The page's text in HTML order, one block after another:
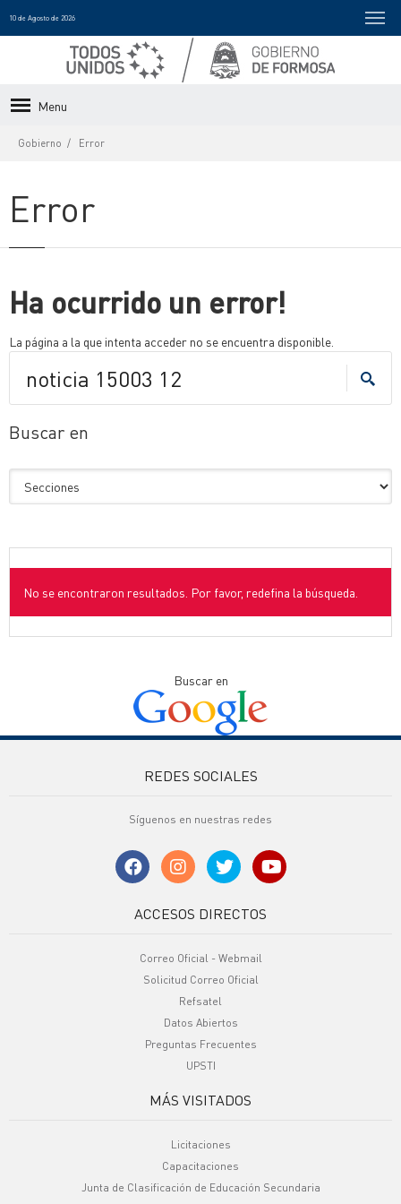
10 de Agosto de 2026
Menu
Gobierno Error
Error
Ha ocurrido un error!
La página a la que intenta acceder no se encuentra disponible.
Buscar en
No se encontraron resultados. Por favor, redefina la búsqueda.
Buscar en
REDES SOCIALES
Síguenos en nuestras redes
ACCESOS DIRECTOS
Correo Oficial - Webmail
Solicitud Correo Oficial
Refsatel
Datos Abiertos
Preguntas Frecuentes
UPSTI
MÁS VISITADOS
Licitaciones
Capacitaciones
Junta de Clasificación de Educación Secundaria